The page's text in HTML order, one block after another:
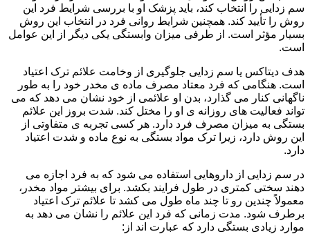
سم زدایی را انتخاب کند، باید پزشک او با بررسی شرایط فرد این
روش را تأیید کند. همچنین شرایط روانی فرد در انتخاب این روش
بسیار مؤثر است. از طرفی میزان وابستگی یکی دیگر از این عوامل
است.
هدف دیتاکس یا سم زدایی جلوگیری از وخامت علائم ترک اعتیاد
است. هنگامی که فرد معتاد مصرف ماده ی مخدر خود را به طور
ناگهانی کنار می گذارد، بدن او علائمی از خود نشان می دهد که می
تواند فعالیت های روزانه ی او را مختل کند. شدت بروز این علائم
بستگی به میزان مصرف فرد دارد. هر کسی تجربه ی متفاوتی از
این روش دارد، زیرا ترک مواد بستگی به نوع ماده و شدت اعتیاد
دارد.
در سم زدایی از داروهایی استفاده می شود که به فرد اجازه می
دهند سختی کمتری در طول فرایند بکشد. برای بیشتر مواد مخدر،
معمولاً چندین رو تا چند ماه طول می کشد تا علائم ترک اعتیاد
برطرف شود. مدت زمانی که فرد این علائم را نشان می دهد به
موارد زیادی بستگی دارد که عبارت اند از: